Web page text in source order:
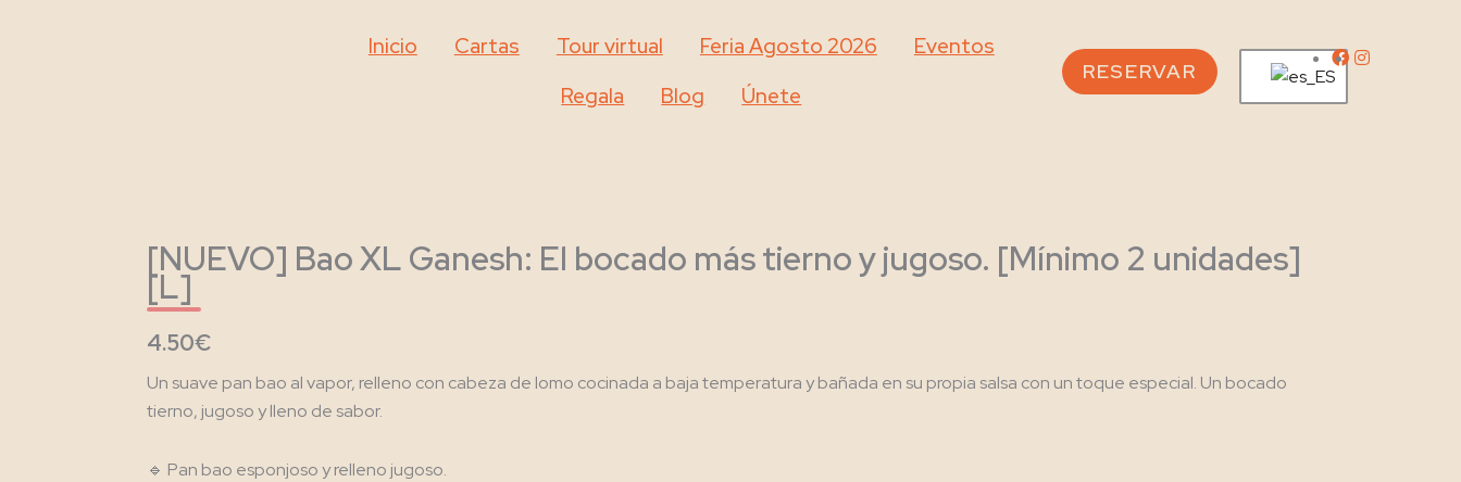
Inicio Cartas Tour virtual Feria Agosto 2026
Eventos
Regala
Blog Únete
RESERVAR
[NUEVO] Bao XL Ganesh: El bocado más tierno y jugoso. [Mínimo 2 unidades]
[L]
4.50€
Un suave pan bao al vapor, relleno con cabeza de lomo cocinada a baja temperatura y bañada en su propia salsa con un toque especial. Un bocado
tierno, jugoso y lleno de sabor.
🔹 Pan bao esponjoso y relleno jugoso.